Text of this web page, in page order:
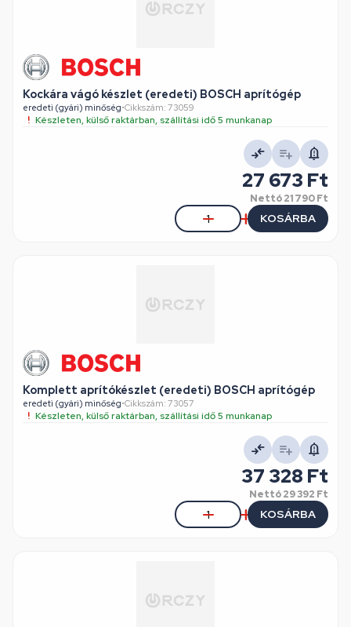
Kockára vágó készlet (eredeti) BOSCH aprítógép
eredeti (gyári) minőség•Cikkszám: 73059
Készleten, külső raktárban, szállítási idő 5 munkanap
27 673 Ft
Nettó21 790 Ft
KOSÁRBA
Komplett aprítókészlet (eredeti) BOSCH aprítógép
eredeti (gyári) minőség•Cikkszám: 73057
Készleten, külső raktárban, szállítási idő 5 munkanap
37 328 Ft
Nettó29 392 Ft
KOSÁRBA